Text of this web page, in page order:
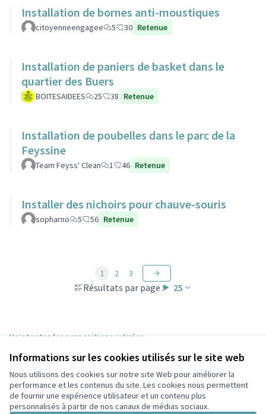
Informations sur les cookies utilisés sur le site web
Nous utilisons des cookies sur notre site Web pour améliorer la
performance et les contenus du site. Les cookies nous permettent
de fournir une expérience utilisateur et un contenu plus
personnalisés à partir de nos canaux de médias sociaux.
Installation de bornes anti-moustiques
citoyenneengagee 5 30 Retenue
Installation de paniers de basket dans le
quartier des Buers
BOITESAIDEES 25 38 Retenue
Installation de poubelles dans le parc de la
Feyssine
Team Feyss' Clean 1 46 Retenue
Installer des nichoirs pour chauve-souris
sopharno 5 56 Retenue
Résultats par page : 25
1 2 3
Voir toutes les propositions retirées
Conditions d'utilisation
Paramètres des cookies
Participez Villeurbanne sur X
Participez Villeurbanne sur Facebook
Participez Villeurbanne sur Instagram
Participez Villeurbanne sur YouTube